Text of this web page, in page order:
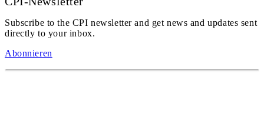
Subscribe to the CPI newsletter and get news and updates sent
directly to your inbox.
Abonnieren